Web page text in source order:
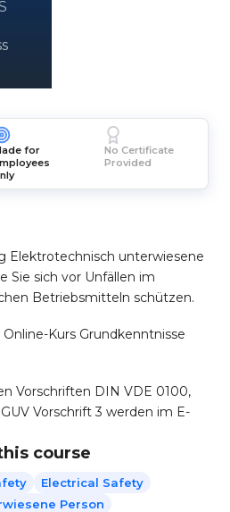
for
No Certificate
Provided
Elektrotechnisch unterwiesene
Sie sich vor Unfällen im
Betriebsmitteln schützen.
Kurs Grundkenntnisse
Vorschriften DIN VDE 0100,
Vorschrift 3 werden im E-
course
Electrical Safety
Person